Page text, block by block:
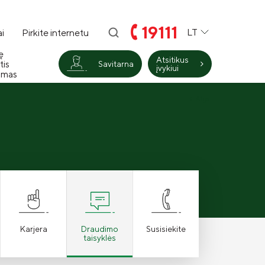
Pirkite internetu 19111
LT
Savitarna
Atsitikus
įvykiui
Karjera
Draudimo
taisyklės
Susisiekite